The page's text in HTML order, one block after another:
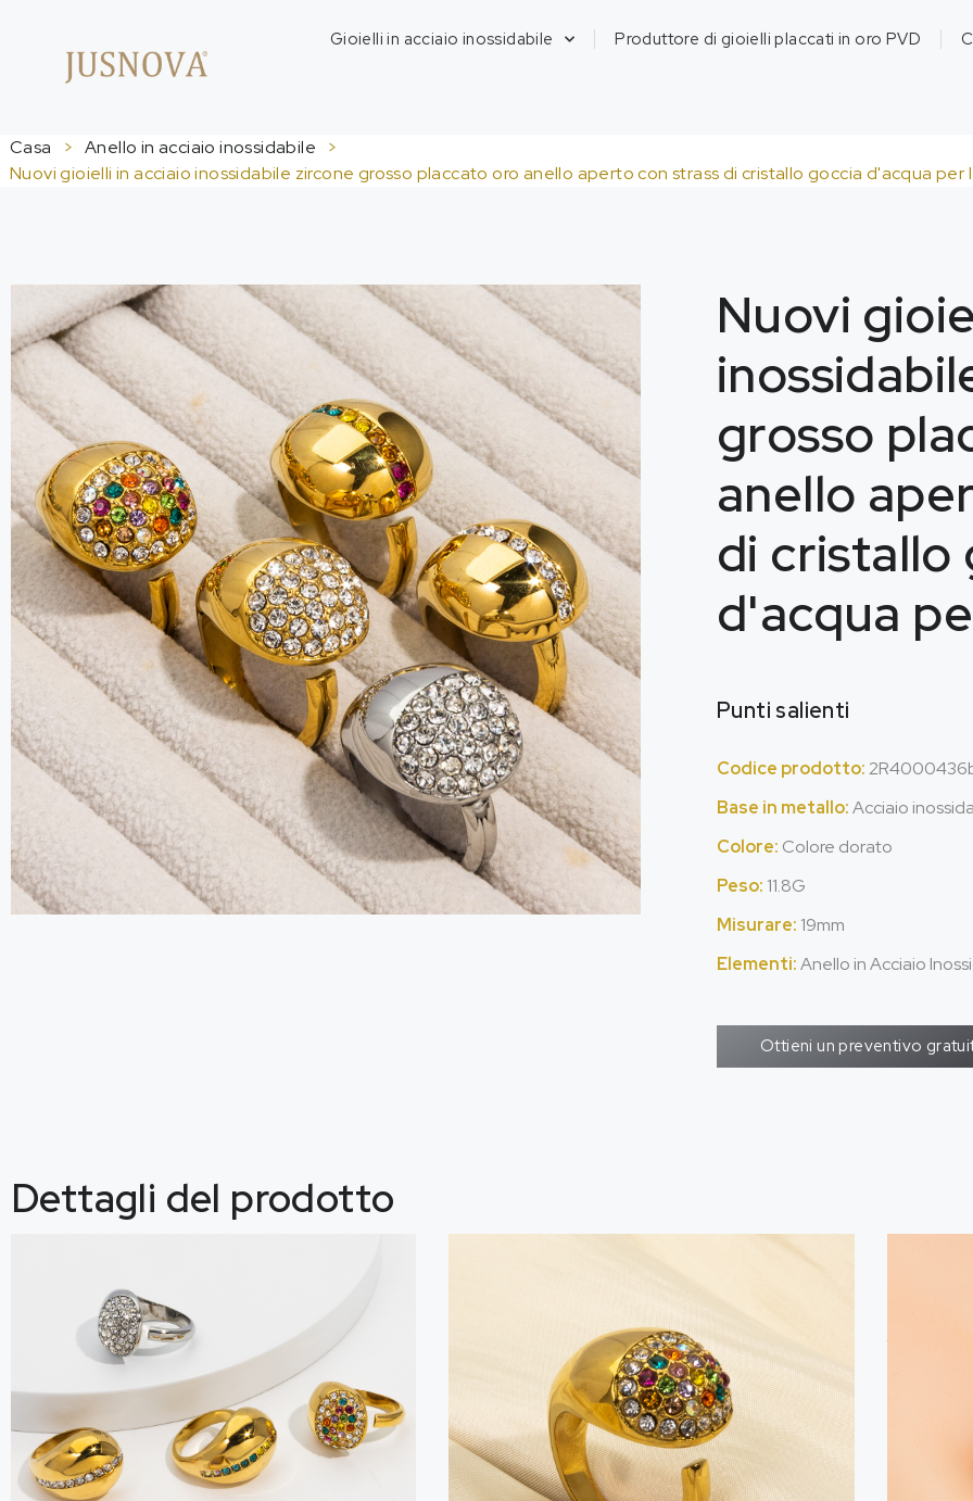
Gioielli in acciaio inossidabile Produttore di gioielli placcati in oro PVD
Casa > Anello in acciaio inossidabile
>
Nuovi gioielli in acciaio inossidabile zircone grosso placcato oro anello aperto con strass di cristallo goccia d'acqua per
Nuovi
grosso
anello
di cristallo
d'acqua
Punti salienti
Codice prodotto:
Base in metallo:Acciaio
Colore: Colore dorato
Peso: 11.8G
Misurare: 19mm
Elementi:Anello in Acciaio
Ottieni un preventivo
Dettagli del prodotto